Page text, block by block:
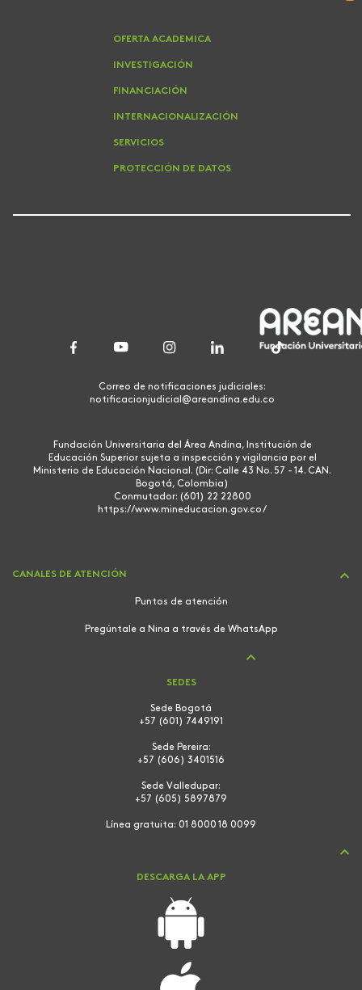
OFERTA ACADEMICA
INVESTIGACIÓN
FINANCIACIÓN
INTERNACIONALIZACIÓN
SERVICIOS
PROTECCIÓN DE DATOS
Correo de notificaciones judiciales:
notificacionjudicial@areandina.edu.co
Fundación Universitaria del Área Andina, Institución de
Educación Superior sujeta a inspección y vigilancia por el
Ministerio de Educación Nacional. (Dir: Calle 43 No. 57 - 14. CAN.
Bogotá, Colombia)
Conmutador: (601) 22 22800
https://www.mineducacion.gov.co/
CANALES DE ATENCIÓN
Puntos de atención
Pregúntale a Nina a través de WhatsApp
SEDES
Sede Bogotá
+57 (601) 7449191
Sede Pereira:
+57 (606) 3401516
Sede Valledupar:
+57 (605) 5897879
Línea gratuita: 01 8000 18 0099
DESCARGA LA APP